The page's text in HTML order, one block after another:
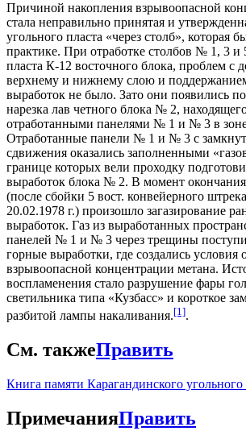
Причиной накопления взрывоопасной
стала неправильно принятая и
угольного пласта «через столб», которая
практике. При отработке столбов № 1, 3
пласта К-12 восточного блока, проблем с
верхнему и нижнему слою и
выработок не было. Зато они появились
нарезка лав четного блока № 2,
отработанными панелями № 1 и № 3 в
Отработанные панели № 1 и № 3 с
сдвижения оказались заполненными
границе которых вели проходку
выработок блока № 2. В момент
(после сбойки 5 вост. конвейерного
20.02.1978 г.) произошло загазирование
выработок. Газ из выработанных
панелей № 1 и № 3 через трещины
горные выработки, где создались условия
взрывоопасной концентрации метана.
воспламенения стало разрушение фары
светильника типа «Кузбасс» и короткое
разбитой лампы накаливания.[1].
См. такжеПравить
Книга памяти Карагандинского угольного
ПримечанияПравить